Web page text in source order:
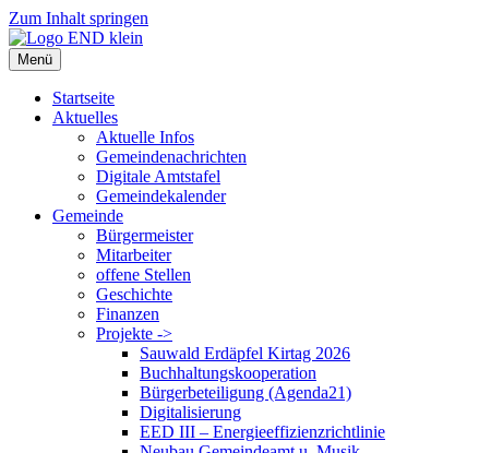
Zum Inhalt springen
Menü
Startseite
Aktuelles
Aktuelle Infos
Gemeindenachrichten
Digitale Amtstafel
Gemeindekalender
Gemeinde
Bürgermeister
Mitarbeiter
offene Stellen
Geschichte
Finanzen
Projekte ->
Sauwald Erdäpfel Kirtag 2026
Buchhaltungskooperation
Bürgerbeteiligung (Agenda21)
Digitalisierung
EED III – Energieeffizienzrichtlinie